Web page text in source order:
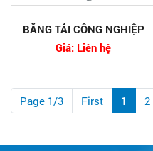
BĂNG TẢI CÔNG NGHIỆP
Giá: Liên hệ
Page 1/3 First 1 2